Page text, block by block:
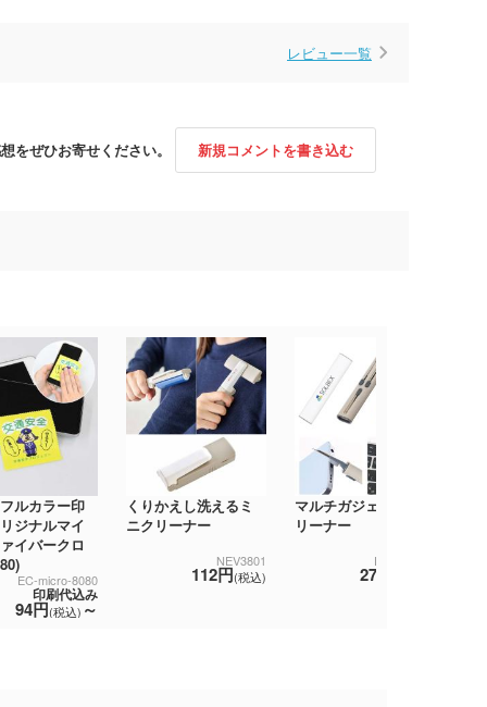
レビュー一覧
をぜひお寄せください。 新規コメントを書き込む
ルカラー印
ジナルマイ
イバークロ
EC-micro-8080
印刷代込み
94円(税込) ～
くりかえし洗えるミ
ニクリーナー
NEV3801
112円(税込)
マルチガジェットク
リーナー
DECO0071
271円